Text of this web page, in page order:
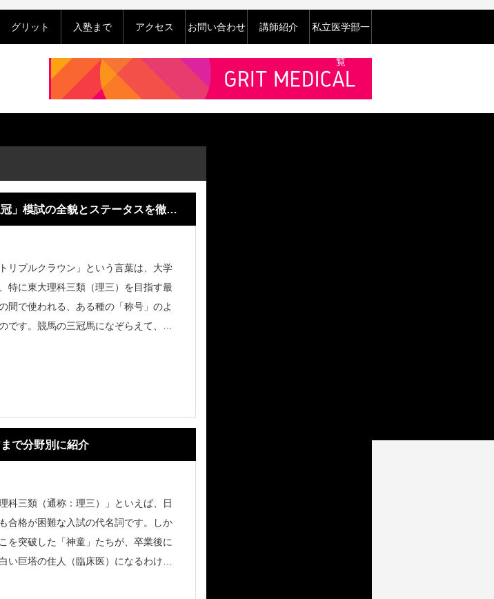
グリット 入塾まで アクセス お問い合わせ 講師紹介 私立医学部一
覧
」模試の全貌とステータスを徹底
トリプルクラウン」という言葉は、大学
特に東大理科三類（理三）を目指す最
の間で使われる、ある種の「称号」のよ
です。競馬の三冠馬になぞらえて、東
で分野別に紹介
理科三類（通称：理三）」といえば、日
合格が困難な入試の代名詞です。しか
を突破した「神童」たちが、卒業後に
い巨塔の住人（臨床医）になるわけで